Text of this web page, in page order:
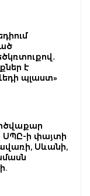
է
պլաստ»
ՍՊԸ-ի փայտի
Սևանի,